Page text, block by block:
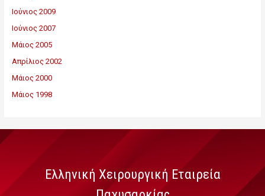
Ιούνιος 2009
Ιούνιος 2007
Μάιος 2005
Απρίλιος 2002
Μάιος 2000
Μάιος 1998
Ελληνική Χειρουργική Εταιρεία